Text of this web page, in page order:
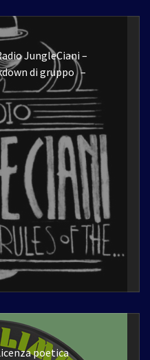
JungleCiani –
di gruppo –
poetica